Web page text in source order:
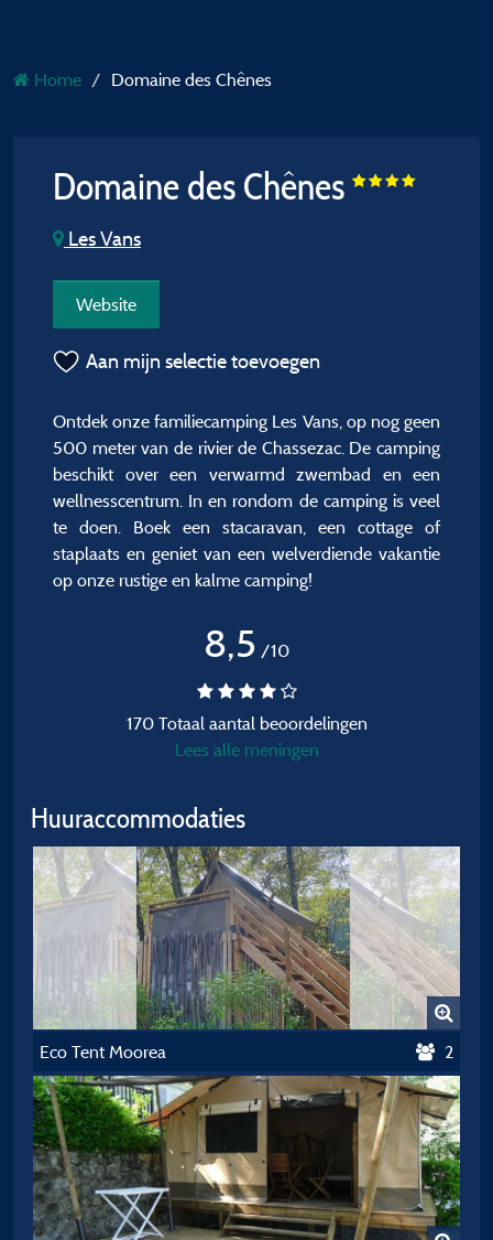
Home Domaine des Chênes
Domaine des Chênes
Les Vans
Website
Aan mijn selectie toevoegen
Ontdek onze familiecamping Les Vans, op nog geen
500 meter van de rivier de Chassezac. De camping
beschikt over een verwarmd zwembad en een
wellnesscentrum. In en rondom de camping is veel
te doen. Boek een stacaravan, een cottage of
staplaats en geniet van een welverdiende vakantie
op onze rustige en kalme camping!
8,5 /10
170 Totaal aantal beoordelingen
Lees alle meningen
Huuraccommodaties
Eco Tent Moorea 2